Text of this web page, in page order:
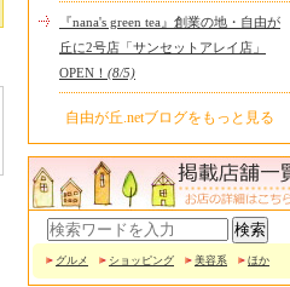
エステサロン、リ..
『nana's green tea』創業の地・自由が
丘に2号店「サンセットアレイ店」
OPEN！ (8/5)
自由が丘.netブログをもっと見る
グルメ ショッピング 美容系 ほか